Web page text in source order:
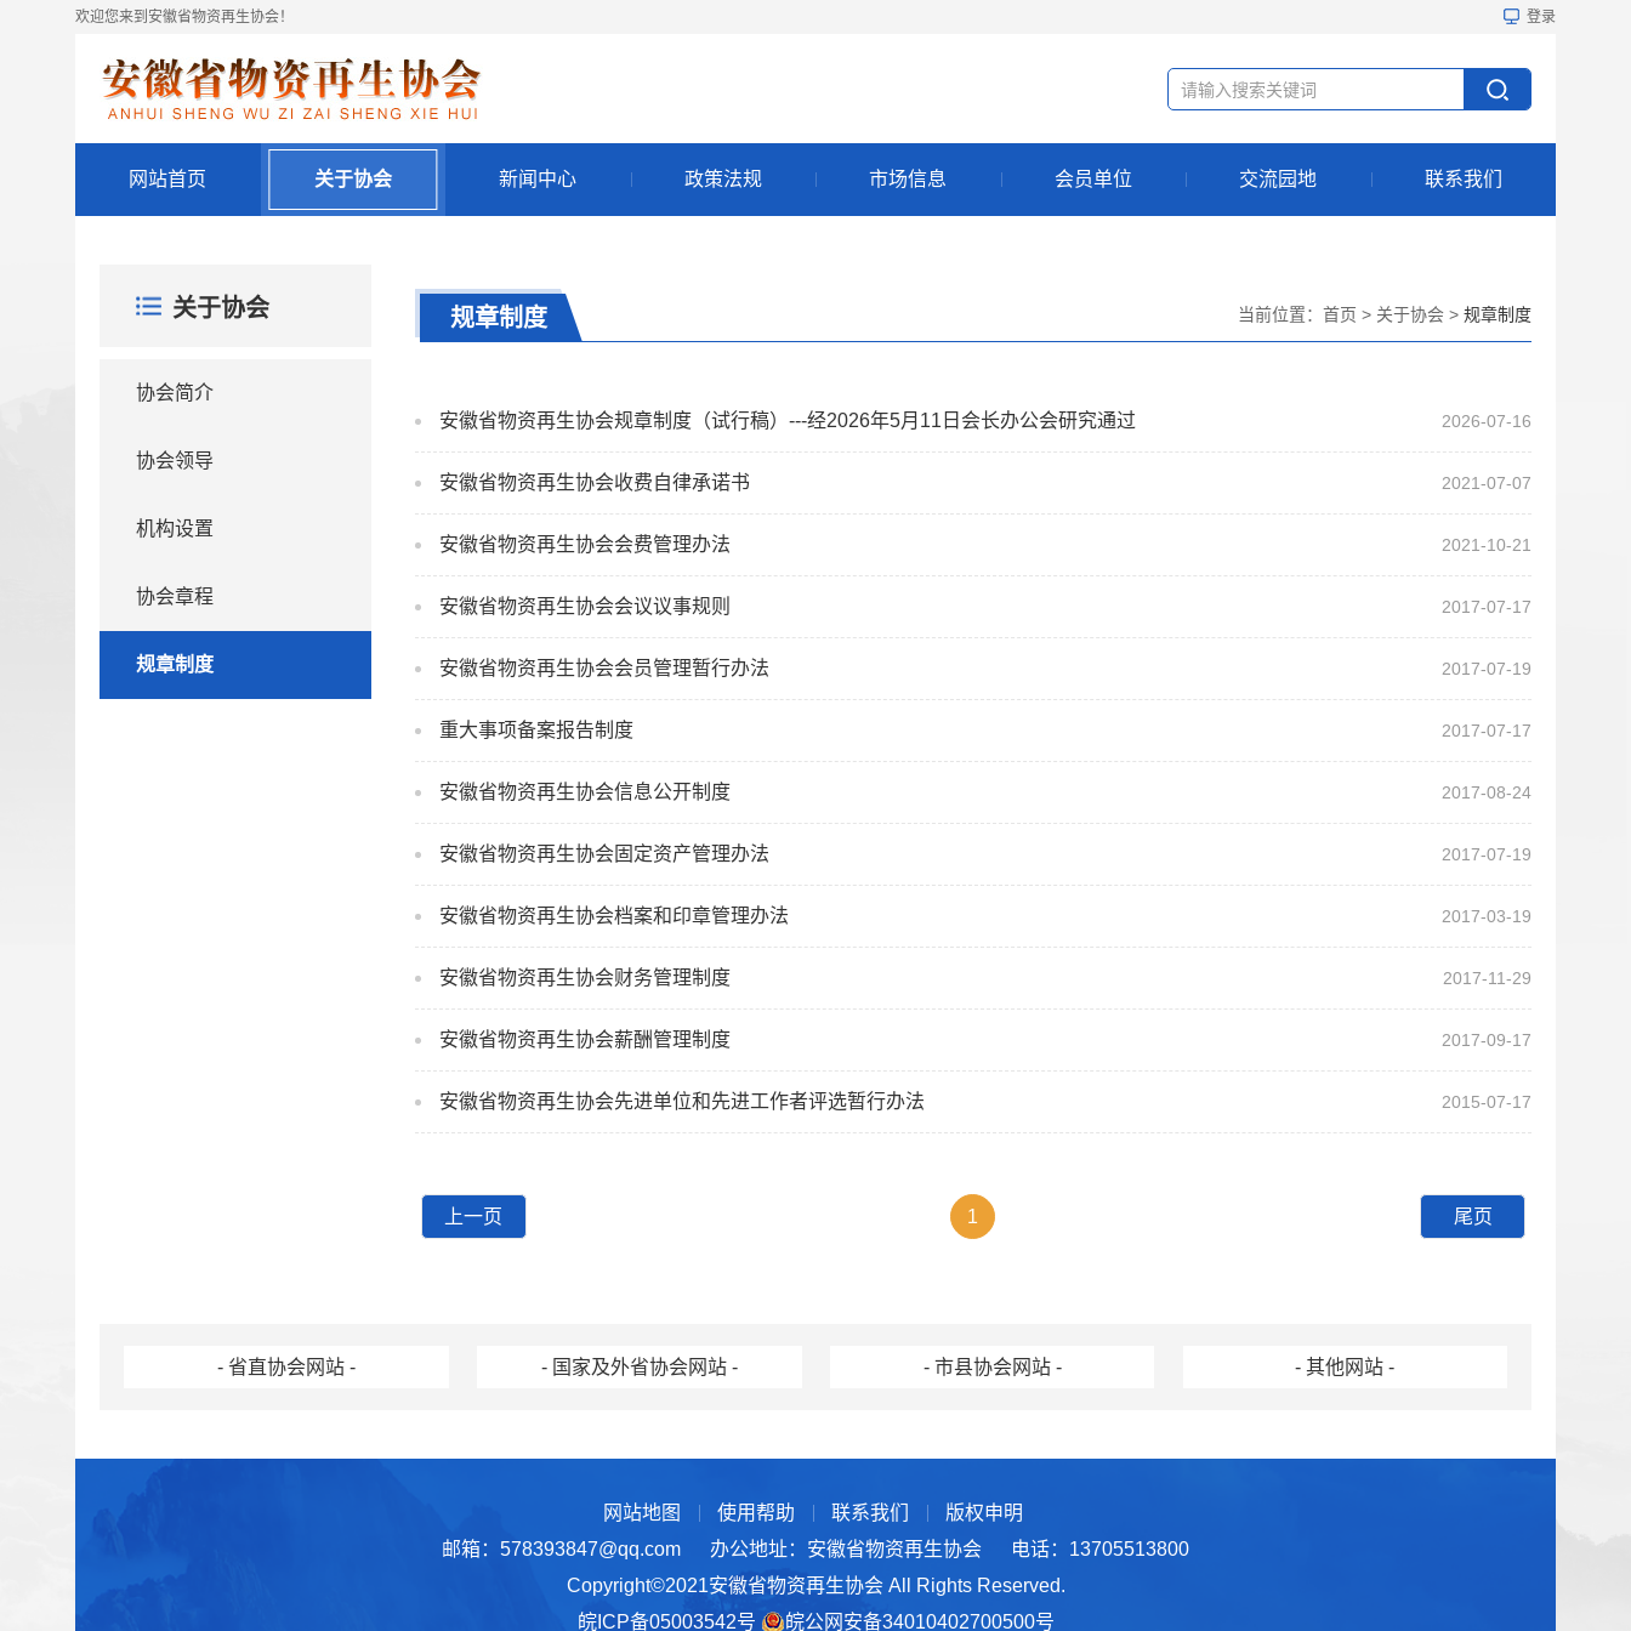
欢迎您来到安徽省物资再生协会！ 登录
网站首页 关于协会 新闻中心 政策法规 市场信息 会员单位 交流园地 联系我们
关于协会
协会简介
协会领导
机构设置
协会章程
规章制度
规章制度 当前位置： 首页 > 关于协会 > 规章制度
安徽省物资再生协会规章制度（试行稿）---经2026年5月11日会长办公会研究通过 2026-07-16
安徽省物资再生协会收费自律承诺书 2021-07-07
安徽省物资再生协会会费管理办法 2021-10-21
安徽省物资再生协会会议议事规则 2017-07-17
安徽省物资再生协会会员管理暂行办法 2017-07-19
重大事项备案报告制度 2017-07-17
安徽省物资再生协会信息公开制度 2017-08-24
安徽省物资再生协会固定资产管理办法 2017-07-19
安徽省物资再生协会档案和印章管理办法 2017-03-19
安徽省物资再生协会财务管理制度 2017-11-29
安徽省物资再生协会薪酬管理制度 2017-09-17
安徽省物资再生协会先进单位和先进工作者评选暂行办法 2015-07-17
首页
上一页 1 下一页
尾页
- 省直协会网站 - - 国家及外省协会网站 - - 市县协会网站 - - 其他网站 -
网站地图 使用帮助 联系我们
版权申明
邮箱：578393847@qq.com
办公地址：安徽省物资再生协会
电话：13705513800
Copyright©2021安徽省物资再生协会 All Rights Reserved.
皖ICP备05003542号
皖公网安备34010402700500号